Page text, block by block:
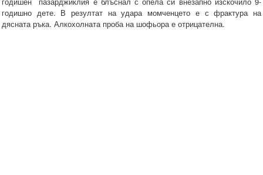
годишно дете. В резултат на удара момченцето е с фрактура на
дясната ръка. Алкохолната проба на шофьора е отрицателна.